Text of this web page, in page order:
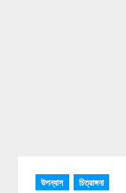
উপন্যাস চিত্রাঙ্গনা